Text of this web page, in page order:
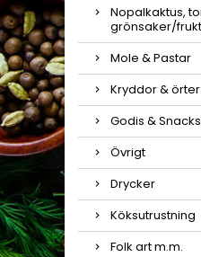
Nopalkaktus,
grönsaker/frukt
Mole & Pastar
Kryddor & örter
Godis & Snacks
Övrigt
Drycker
Köksutrustning
Folk art m.m.